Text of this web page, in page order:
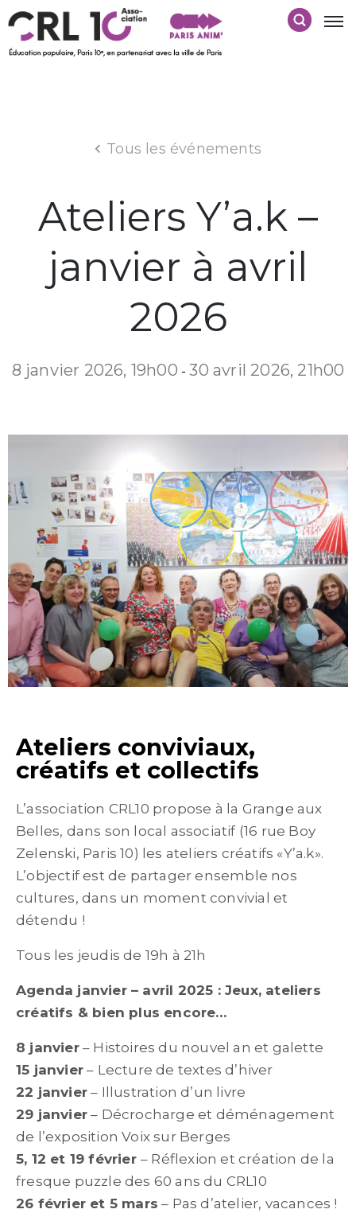
Tous les événements
Ateliers Y’a.k –
janvier à avril
2026
8 janvier 2026, 19h00 -30 avril 2026, 21h00
Ateliers conviviaux,
créatifs et collectifs
L’association CRL10 propose à la Grange aux
Belles, dans son local associatif (16 rue Boy
Zelenski, Paris 10) les ateliers créatifs «Y’a.k».
L’objectif est de partager ensemble nos
cultures, dans un moment convivial et
détendu !
Tous les jeudis de 19h à 21h
Agenda janvier – avril 2025 : Jeux, ateliers
créatifs & bien plus encore…
8 janvier– Histoires du nouvel an et galette
15 janvier – Lecture de textes d’hiver
22 janvier – Illustration d’un livre
29 janvier – Décrocharge et déménagement
de l’exposition Voix sur Berges
5, 12 et 19 février – Réflexion et création de la
fresque puzzle des 60 ans du CRL10
26 février et 5 mars – Pas d’atelier, vacances !